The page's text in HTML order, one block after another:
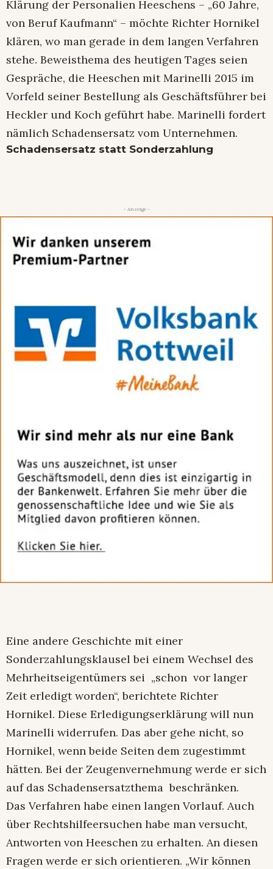
Klärung der Personalien Heeschens – „60 Jahre,
von Beruf Kaufmann“ – möchte Richter Hornikel
klären, wo man gerade in dem langen Verfahren
stehe. Beweisthema des heutigen Tages seien
Gespräche, die Heeschen mit Marinelli 2015 im
Vorfeld seiner Bestellung als Geschäftsführer bei
Heckler und Koch geführt habe. Marinelli fordert
nämlich Schadensersatz vom Unternehmen.
Schadensersatz statt Sonderzahlung
- Anzeige -
Eine andere Geschichte mit einer
Sonderzahlungsklausel bei einem Wechsel des
Mehrheitseigentümers sei „schon vor langer
Zeit erledigt worden“, berichtete Richter
Hornikel. Diese Erledigungserklärung will nun
Marinelli widerrufen. Das aber gehe nicht, so
Hornikel, wenn beide Seiten dem zugestimmt
hätten. Bei der Zeugenvernehmung werde er sich
auf das Schadensersatzthema beschränken.
Das Verfahren habe einen langen Vorlauf. Auch
über Rechtshilfeersuchen habe man versucht,
Antworten von Heeschen zu erhalten. An diesen
Fragen werde er sich orientieren. „Wir können